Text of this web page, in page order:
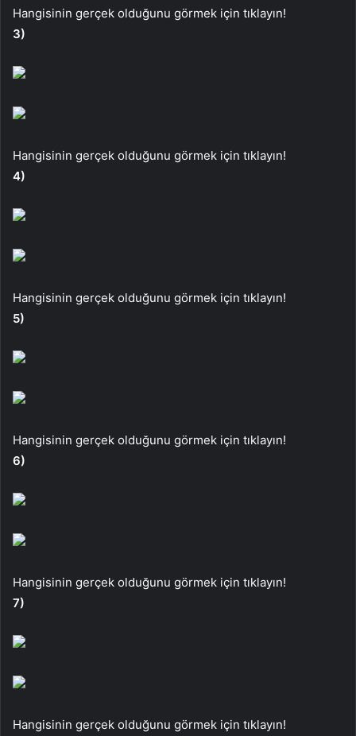
Hangisinin gerçek olduğunu görmek için tıklayın!
3)
Hangisinin gerçek olduğunu görmek için tıklayın!
4)
Hangisinin gerçek olduğunu görmek için tıklayın!
5)
Hangisinin gerçek olduğunu görmek için tıklayın!
6)
Hangisinin gerçek olduğunu görmek için tıklayın!
7)
Hangisinin gerçek olduğunu görmek için tıklayın!